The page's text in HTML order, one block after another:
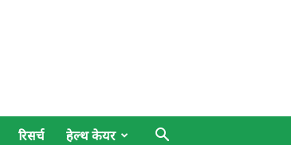
रिसर्च हेल्थ केयर